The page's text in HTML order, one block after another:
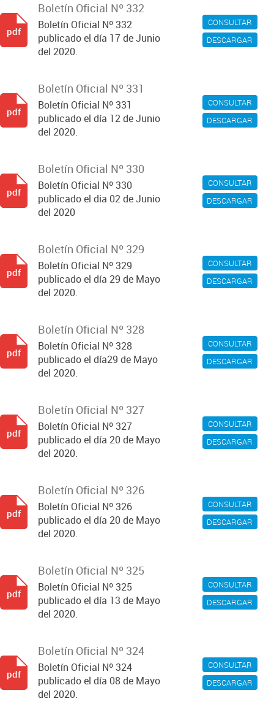
CONSULTAR
DESCARGAR
Boletín Oficial Nº 332
Boletín Oficial Nº 332
publicado el día 17 de Junio
del 2020.
pdf
CONSULTAR
DESCARGAR
Boletín Oficial Nº 331
Boletín Oficial Nº 331
publicado el día 12 de Junio
del 2020.
pdf
CONSULTAR
DESCARGAR
Boletín Oficial Nº 330
Boletín Oficial Nº 330
publicado el dia 02 de Junio
del 2020
pdf
CONSULTAR
DESCARGAR
Boletín Oficial Nº 329
Boletín Oficial Nº 329
publicado el día 29 de Mayo
del 2020.
pdf
CONSULTAR
DESCARGAR
Boletín Oficial Nº 328
Boletín Oficial Nº 328
publicado el día29 de Mayo
del 2020.
pdf
CONSULTAR
DESCARGAR
Boletín Oficial Nº 327
Boletín Oficial Nº 327
publicado el día 20 de Mayo
del 2020.
pdf
CONSULTAR
DESCARGAR
Boletín Oficial Nº 326
Boletín Oficial Nº 326
publicado el día 20 de Mayo
del 2020.
pdf
CONSULTAR
DESCARGAR
Boletín Oficial Nº 325
Boletín Oficial Nº 325
publicado el día 13 de Mayo
del 2020.
pdf
CONSULTAR
DESCARGAR
Boletín Oficial Nº 324
Boletín Oficial Nº 324
publicado el día 08 de Mayo
del 2020.
pdf